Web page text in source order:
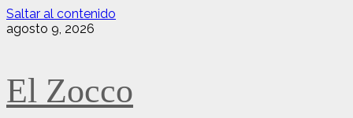
Saltar al contenido
agosto 9, 2026
El Zocco